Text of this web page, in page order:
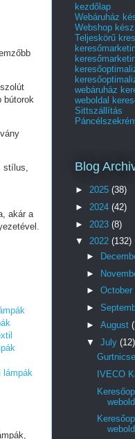
bútorok
stílus,
akár a
lámpák
beépíthető lámpák, Redo + Smarter + Outdoor nagy beépíthető lámpák, Redo + Smarter + Outdoor olcsó beépíthető lámpák, Redo + Smarter + Outdoor luxus beépíthető lámpák, Redo + Smarter + Outdoor azonnal beépíthető lámpák, Redo + Smarter + Outdoor online beépíthető lámpák, Redo + Smarter + Outdoor nagy beépíthető lámpák, Redo + Smarter + Outdoor fényes beépíthető lámpák, Redo + Smarter + Outdoor raktárról beépíthető beépíthető lámpák, Redo + Smarter + Outdoor import beépíthető lámpák, Redo + Smarter + Outdoor kristály beépíthető lámpák, Redo + Smarter + Outdoor LED izzós beépíthető
kezdőlap
Webáruház
Webshop
Teljeskörű
webáruház
weboldal
Sittszállítás
Blog
► 2025 (38)
► 2024 (42)
► 2023 (8)
▼ 2022 (132)
►
►
► October
►
► August
▼ July (12)
IVECO